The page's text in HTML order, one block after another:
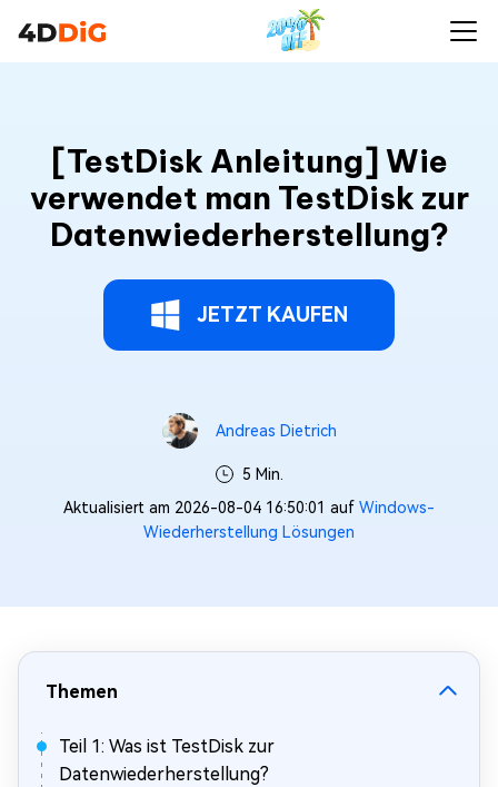
[TestDisk Anleitung] Wie
verwendet man TestDisk zur
Datenwiederherstellung?
JETZT KAUFEN
Andreas Dietrich
5 Min.
Aktualisiert am 2026-08-04 16:50:01 auf Windows-
Wiederherstellung Lösungen
Themen
Teil 1: Was ist TestDisk zur
Datenwiederherstellung?